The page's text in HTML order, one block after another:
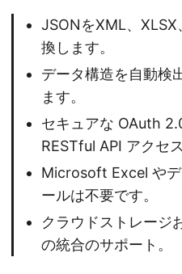
JSONをXML、
換します。
データ構造を自動検
ます。
セキュアな OAuth
RESTful API アクセス
Microsoft Excel やデ
ールは不要です。
クラウドストレージ
の統合のサポート。